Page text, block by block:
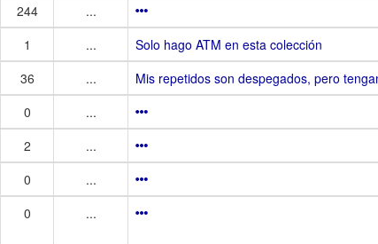
244
...
1 ...
Solo hago ATM en esta colección
36 ...
Mis repetidos son despegados, pero
0
...
2
...
0
...
0 ...